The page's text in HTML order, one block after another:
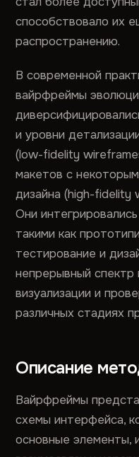
способствовало их
распространению.
В современной
вайрфреймы
и уровни
(low-fidelity
макетов с
дизайна (high-fidelity
Они
такими как
тестирование и
непрерывный спектр
визуализации и
различных стадиях
Описание
Вайрфреймы
схемы интерфейса,
основные элементы,